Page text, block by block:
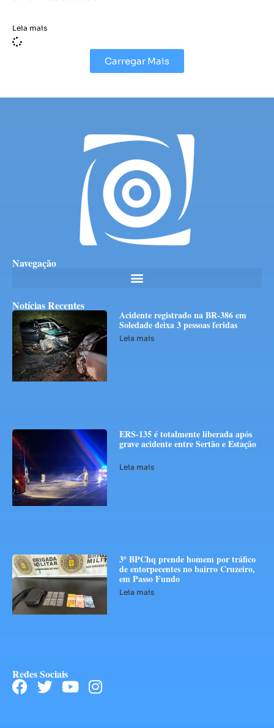
Leia mais
Carregar Mais
Navegação
Notícias Recentes
Acidente registrado na BR-386 em
Soledade deixa 3 pessoas feridas
Leia mais
ERS-135 é totalmente liberada após
grave acidente entre Sertão e Estação
Leia mais
3º BPChq prende homem por tráfico
de entorpecentes no bairro Cruzeiro,
em Passo Fundo
Leia mais
Redes Sociais